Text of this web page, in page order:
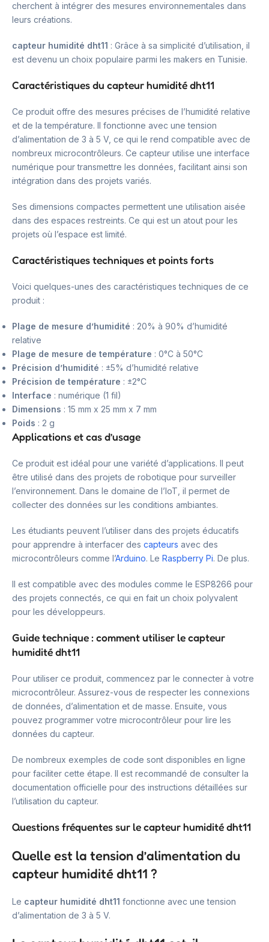
cherchent à intégrer des mesures environnementales dans
leurs créations.
capteur humidité dht11 : Grâce à sa simplicité d’utilisation, il
est devenu un choix populaire parmi les makers en Tunisie.
Caractéristiques du capteur humidité dht11
Ce produit offre des mesures précises de l’humidité relative
et de la température. Il fonctionne avec une tension
d’alimentation de 3 à 5 V, ce qui le rend compatible avec de
nombreux microcontrôleurs. Ce capteur utilise une interface
numérique pour transmettre les données, facilitant ainsi son
intégration dans des projets variés.
Ses dimensions compactes permettent une utilisation aisée
dans des espaces restreints. Ce qui est un atout pour les
projets où l’espace est limité.
Caractéristiques techniques et points forts
Voici quelques-unes des caractéristiques techniques de ce
produit :
Plage de mesure d’humidité : 20% à 90% d’humidité
relative
Plage de mesure de température : 0°C à 50°C
Précision d’humidité : ±5% d’humidité relative
Précision de température : ±2°C
Interface : numérique (1 fil)
Dimensions : 15 mm x 25 mm x 7 mm
Poids : 2 g
Applications et cas d’usage
Ce produit est idéal pour une variété d’applications. Il peut
être utilisé dans des projets de robotique pour surveiller
l’environnement. Dans le domaine de l’IoT, il permet de
collecter des données sur les conditions ambiantes.
Les étudiants peuvent l’utiliser dans des projets éducatifs
pour apprendre à interfacer des capteurs avec des
microcontrôleurs comme l’Arduino. Le Raspberry Pi. De plus.
Il est compatible avec des modules comme le ESP8266 pour
des projets connectés, ce qui en fait un choix polyvalent
pour les développeurs.
Guide technique : comment utiliser le capteur
humidité dht11
Pour utiliser ce produit, commencez par le connecter à votre
microcontrôleur. Assurez-vous de respecter les connexions
de données, d’alimentation et de masse. Ensuite, vous
pouvez programmer votre microcontrôleur pour lire les
données du capteur.
De nombreux exemples de code sont disponibles en ligne
pour faciliter cette étape. Il est recommandé de consulter la
documentation officielle pour des instructions détaillées sur
l’utilisation du capteur.
Questions fréquentes sur le capteur humidité dht11
Quelle est la tension d’alimentation du
capteur humidité dht11 ?
Le capteur humidité dht11 fonctionne avec une tension
d’alimentation de 3 à 5 V.